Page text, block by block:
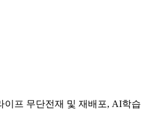
프 무단전재 및 재배포, AI학습